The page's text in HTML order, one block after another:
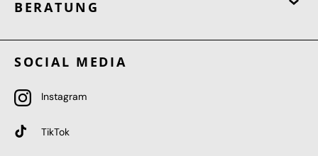
BERATUNG
SOCIAL MEDIA
Instagram
TikTok